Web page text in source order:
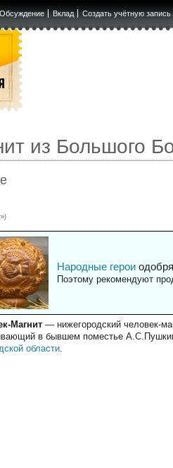
Вклад Создать учётную запись
из Большого
»)
Народные герои
Поэтому рекомендуют
Магнит — нижегородский человек-
в бывшем поместье
области.